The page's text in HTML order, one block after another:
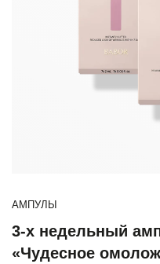
АМПУЛЫ
3-х недельный
«Чудесное